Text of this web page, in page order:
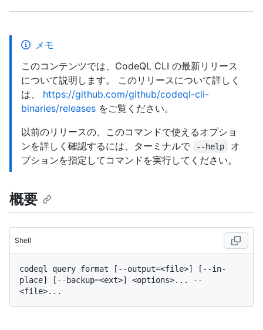
メモ
このコンテンツでは、CodeQL CLI の最新リリース
について説明します。 このリリースについて詳しく
は、 https://github.com/github/codeql-cli-
binaries/releases をご覧ください。
以前のリリースの、このコマンドで使えるオプショ
ンを詳しく確認するには、ターミナルで
--help
オ
プションを指定してコマンドを実行してください。
概要
Shell
codeql query format [--output=<file>] [--in-
place] [--backup=<ext>] <options>... --